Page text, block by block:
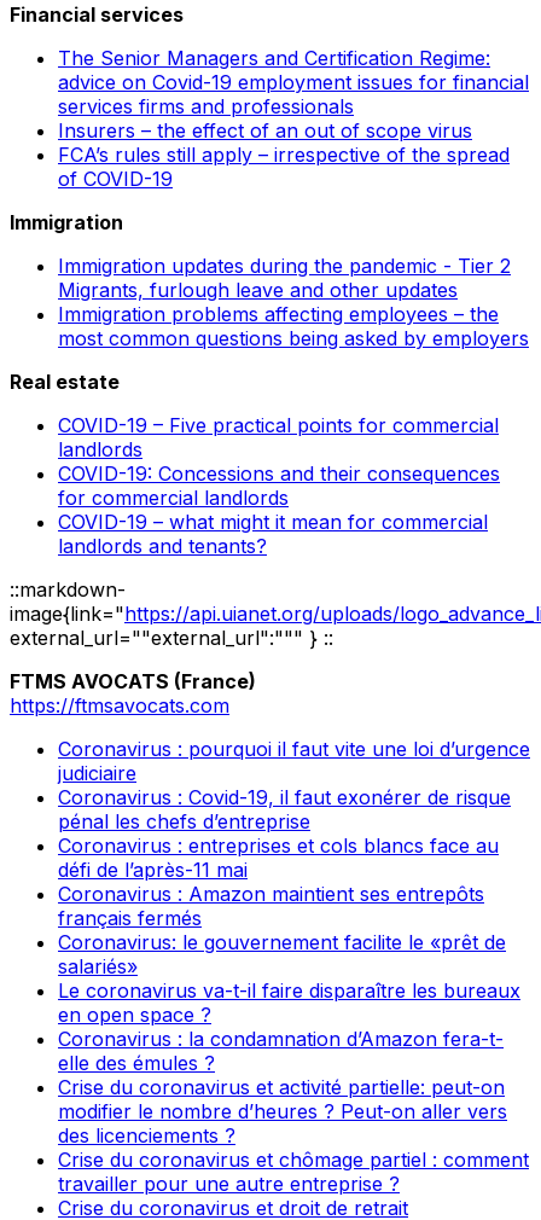
Financial services
The Senior Managers and Certification Regime:
advice on Covid-19 employment issues for financial
services firms and professionals
Insurers – the effect of an out of scope virus
FCA’s rules still apply – irrespective of the spread
of COVID-19
Immigration
Immigration updates during the pandemic - Tier 2
Migrants, furlough leave and other updates
Immigration problems affecting employees – the
most common questions being asked by employers
Real estate
COVID-19 – Five practical points for commercial
landlords
COVID-19: Concessions and their consequences
for commercial landlords
COVID-19 – what might it mean for commercial
landlords and tenants?
::markdown-
image{link="https://api.uianet.org/uploads/
external_url=""external_url":""" } ::
FTMS AVOCATS (France)
https://ftmsavocats.com
Coronavirus : pourquoi il faut vite une loi d’urgence
judiciaire
Coronavirus : Covid-19, il faut exonérer de risque
pénal les chefs d’entreprise
Coronavirus : entreprises et cols blancs face au
défi de l’après-11 mai
Coronavirus : Amazon maintient ses entrepôts
français fermés
Coronavirus: le gouvernement facilite le «prêt de
salariés»
Le coronavirus va-t-il faire disparaître les bureaux
en open space ?
Coronavirus : la condamnation d’Amazon fera-t-
elle des émules ?
Crise du coronavirus et activité partielle: peut-on
modifier le nombre d’heures ? Peut-on aller vers
des licenciements ?
Crise du coronavirus et chômage partiel : comment
travailler pour une autre entreprise ?
Crise du coronavirus et droit de retrait